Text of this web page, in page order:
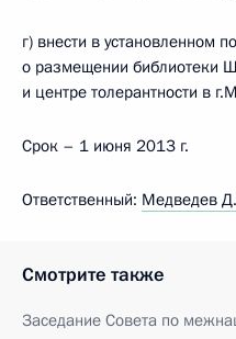
г) внести в установленном
о размещении библиотеки
и центре толерантности в
Срок – 1 июня 2013 г.
Ответственный: Медведев
Смотрите также
Заседание Совета по